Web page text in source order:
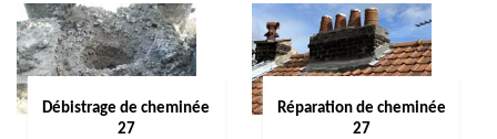
Débistrage de cheminée
27
Réparation de cheminée
27